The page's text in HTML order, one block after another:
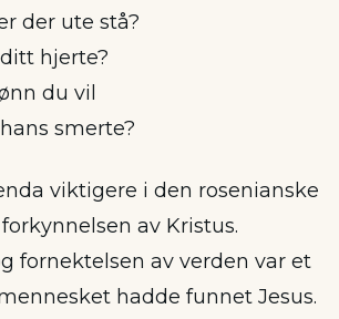
der ute stå?
hjerte?
du vil
smerte?
viktigere i den rosenianske
av Kristus.
fornektelsen av verden var et
hadde funnet Jesus.